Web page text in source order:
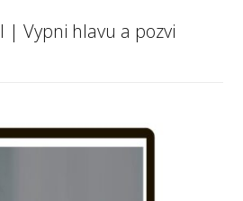
| Vypni hlavu a pozvi